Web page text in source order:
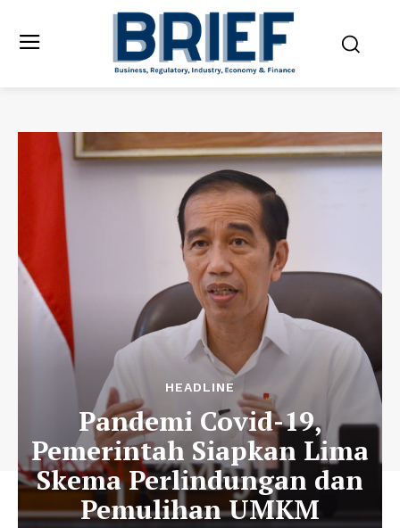
HEADLINE
Pandemi Covid-19,
Pemerintah Siapkan Lima
Skema Perlindungan dan
Pemulihan UMKM